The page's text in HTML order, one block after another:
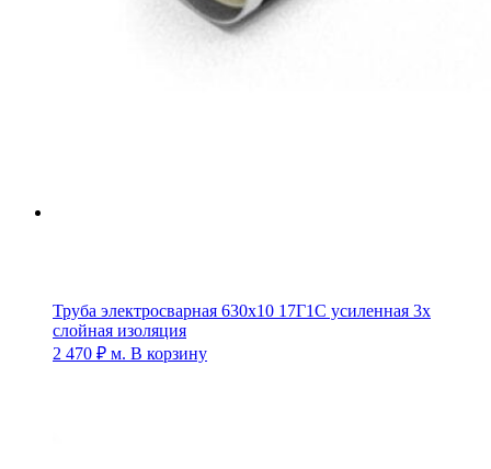
Труба электросварная 630х10 17Г1С усиленная 3х
слойная изоляция
2 470 ₽ м. В корзину